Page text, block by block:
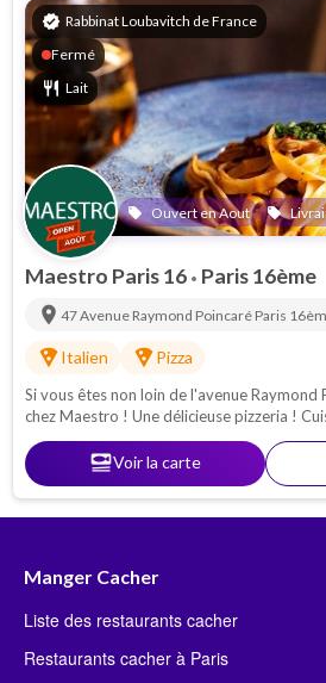
verified Rabbinat Loubavitch de France
Fermé
restaurant Lait
local_offer Ouvert en Aout local_offer
Maestro Paris 16 • Paris 16ème
location_on 47 Avenue Raymond Poincaré Paris
local_pizzaItalien local_pizzaPizza
Si vous êtes non loin de l'avenue Raymond
chez Maestro ! Une délicieuse pizzeria ! Cuisine italienne casher :
Pâtes - pizzas - antipasti. Proche de la
set_mealVoir la carte
Manger Cacher
Liste des restaurants cacher
Restaurants cacher à Paris